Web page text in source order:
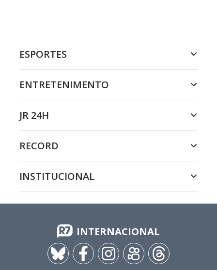
ESPORTES
ENTRETENIMENTO
JR 24H
RECORD
INSTITUCIONAL
INTERNACIONAL